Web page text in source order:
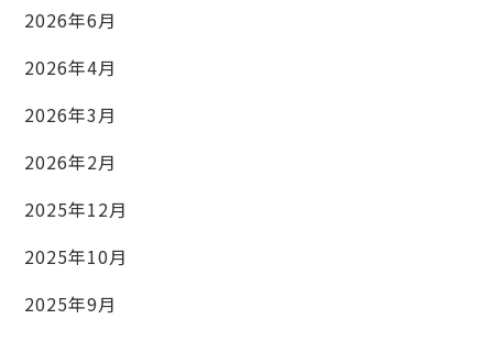
2026年6月
2026年4月
2026年3月
2026年2月
2025年12月
2025年10月
2025年9月